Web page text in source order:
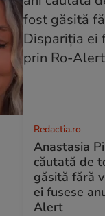
Redactia.ro
Anastasia
căutată de
găsită fără
ei fusese
Alert